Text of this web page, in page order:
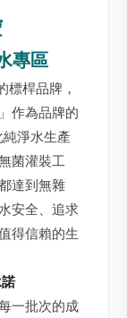
專區
桿品牌，
作為品牌的
淨水生產
菌灌裝工
達到無雜
安全、追求
得信賴的生
一批次的成